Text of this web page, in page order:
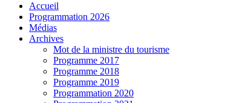
Accueil
Programmation 2026
Médias
Archives
Mot de la ministre du tourisme
Programme 2017
Programme 2018
Programme 2019
Programmation 2020